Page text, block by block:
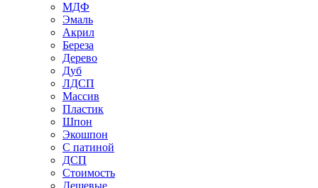
МДФ
Эмаль
Акрил
Береза
Дерево
Дуб
ЛДСП
Массив
Пластик
Шпон
Экошпон
С патиной
ДСП
Стоимость
Дешевые